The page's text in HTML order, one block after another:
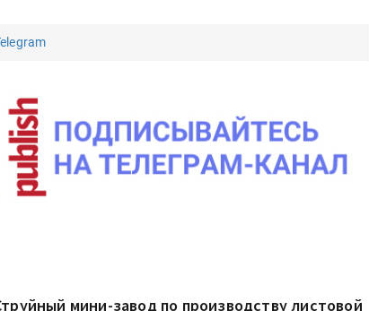
мини-завод по производству листовой